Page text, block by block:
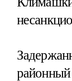
районный